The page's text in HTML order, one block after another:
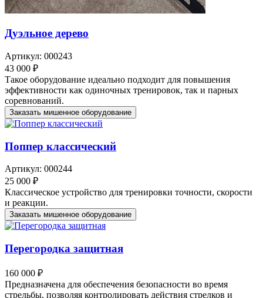
Дуэльное дерево
Артикул: 000243
43 000 ₽
Такое оборудование идеально подходит для повышения
эффективности как одиночных тренировок, так и парных
соревнований.
Заказать мишенное оборудование
Поппер классический
Артикул: 000244
25 000 ₽
Классическое устройство для тренировки точности, скорости
и реакции.
Заказать мишенное оборудование
Перегородка защитная
160 000 ₽
Предназначена для обеспечения безопасности во время
стрельбы, позволяя контролировать действия стрелков и